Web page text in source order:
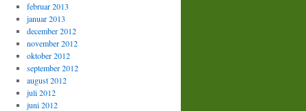
februar 2013
januar 2013
december 2012
november 2012
oktober 2012
september 2012
august 2012
juli 2012
juni 2012